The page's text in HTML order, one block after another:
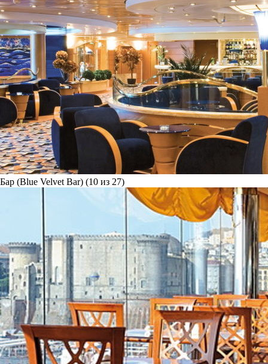
Бар (Blue Velvet Bar) (10 из 27)